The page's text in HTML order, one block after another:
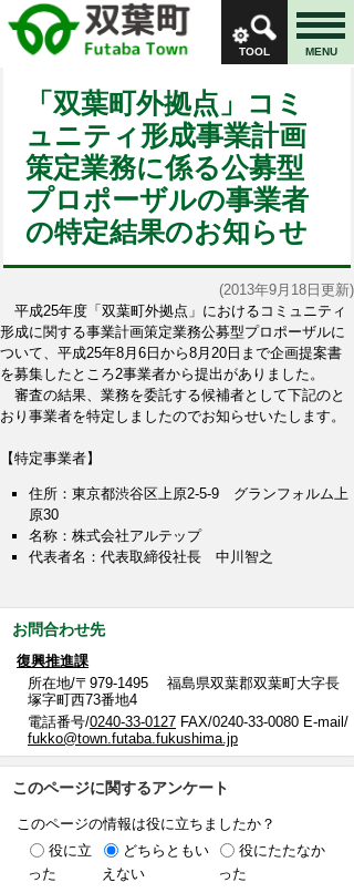
TOOL MENU
「双葉町外拠点」コミ
ュニティ形成事業計画
策定業務に係る公募型
プロポーザルの事業者
の特定結果のお知らせ
(2013年9月18日更新)
平成25年度「双葉町外拠点」におけるコミュニティ
形成に関する事業計画策定業務公募型プロポーザルに
ついて、平成25年8月6日から8月20日まで企画提案書
を募集したところ2事業者から提出がありました。
審査の結果、業務を委託する候補者として下記のと
おり事業者を特定しましたのでお知らせいたします。
【特定事業者】
住所：東京都渋谷区上原2-5-9 グランフォルム上
原30
名称：株式会社アルテップ
代表者名：代表取締役社長 中川智之
お問合わせ先
復興推進課
所在地/〒979-1495 福島県双葉郡双葉町大字長
塚字町西73番地4
電話番号/0240-33-0127 FAX/0240-33-0080 E-mail/
fukko@town.futaba.fukushima.jp
このページに関するアンケート
このページの情報は役に立ちましたか？
役に立
った
どちらともい
えない
役にたたなか
った